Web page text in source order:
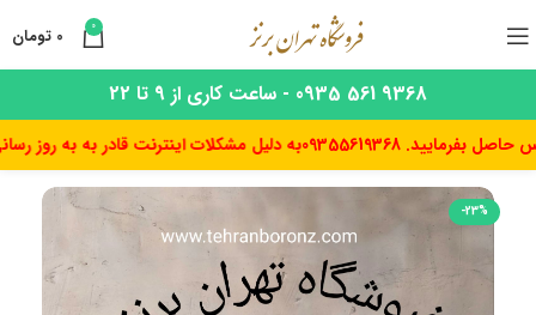
0
0 تومان
9368 561 0935 - ساعت کاری از 9 تا 22
به دلیل مشکلات اینترنت قادر به به روز رسانی 09355619368
-23%